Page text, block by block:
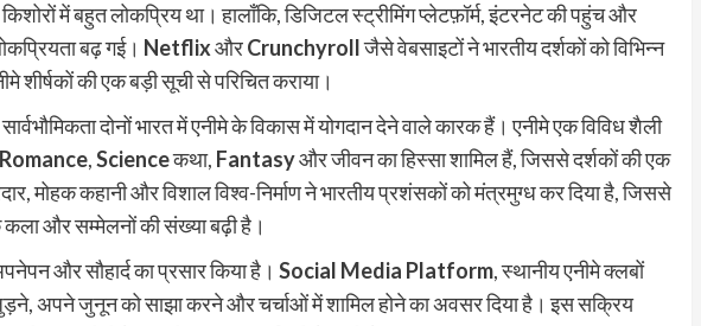
में बहुत लोकप्रिय था। हालाँकि, डिजिटल स्ट्रीमिंग प्लेटफ़ॉर्म, इंटरनेट की पहुंच और
बढ़ गई। NetflixऔरCrunchyrollजैसे वेबसाइटों ने भारतीय दर्शकों को विभिन्न
शीर्षकों की एक बड़ी सूची से परिचित कराया।
दोनों भारत में एनीमे के विकास में योगदान देने वाले कारक हैं। एनीमे एक विविध शैली
Romance,Scienceकथा, Fantasyऔर जीवन का हिस्सा शामिल हैं, जिससे दर्शकों की एक
मोहक कहानी और विशाल विश्व-निर्माण ने भारतीय प्रशंसकों को मंत्रमुग्ध कर दिया है, जिससे
और सम्मेलनों की संख्या बढ़ी है।
और सौहार्द का प्रसार किया है। Social Media Platform, स्थानीय एनीमे क्लबों
अपने जुनून को साझा करने और चर्चाओं में शामिल होने का अवसर दिया है। इस सक्रिय